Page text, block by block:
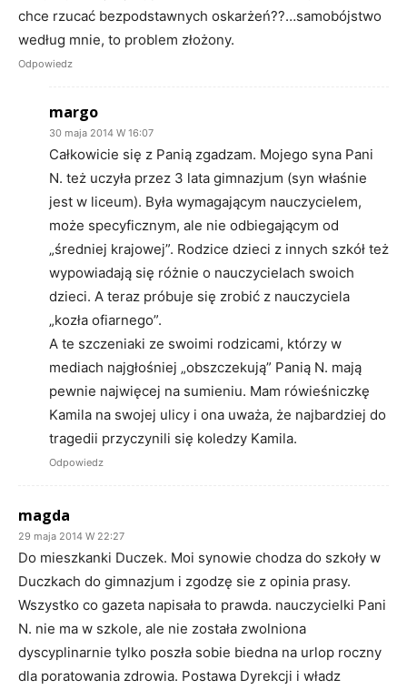
chce rzucać bezpodstawnych oskarżeń??…samobójstwo
według mnie, to problem złożony.
Odpowiedz
margo
30 maja 2014 W 16:07
Całkowicie się z Panią zgadzam. Mojego syna Pani
N. też uczyła przez 3 lata gimnazjum (syn właśnie
jest w liceum). Była wymagającym nauczycielem,
może specyficznym, ale nie odbiegającym od
„średniej krajowej”. Rodzice dzieci z innych szkół też
wypowiadają się różnie o nauczycielach swoich
dzieci. A teraz próbuje się zrobić z nauczyciela
„kozła ofiarnego”.
A te szczeniaki ze swoimi rodzicami, którzy w
mediach najgłośniej „obszczekują” Panią N. mają
pewnie najwięcej na sumieniu. Mam rówieśniczkę
Kamila na swojej ulicy i ona uważa, że najbardziej do
tragedii przyczynili się koledzy Kamila.
Odpowiedz
magda
29 maja 2014 W 22:27
Do mieszkanki Duczek. Moi synowie chodza do szkoły w
Duczkach do gimnazjum i zgodzę sie z opinia prasy.
Wszystko co gazeta napisała to prawda. nauczycielki Pani
N. nie ma w szkole, ale nie została zwolniona
dyscyplinarnie tylko poszła sobie biedna na urlop roczny
dla poratowania zdrowia. Postawa Dyrekcji i władz